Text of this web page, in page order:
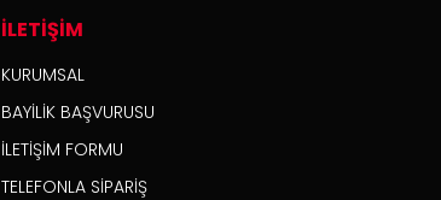
İLETİŞİM
KURUMSAL
BAYİLİK BAŞVURUSU
İLETİŞİM FORMU
TELEFONLA SİPARİŞ